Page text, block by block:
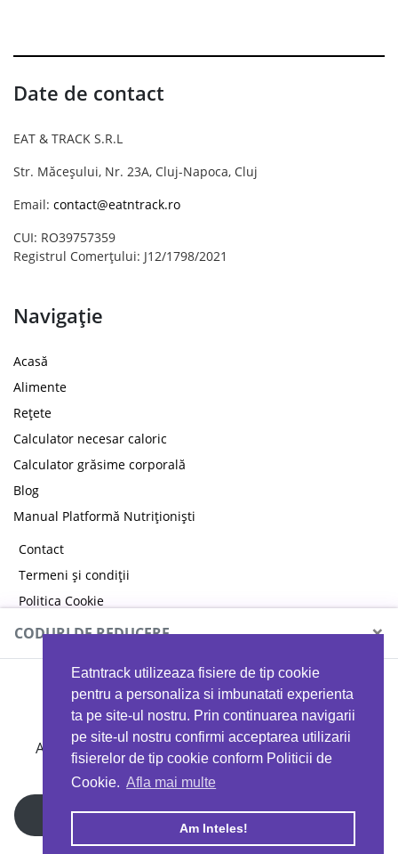
Eatntrack utilizeaza fisiere de tip cookie
pentru a personaliza si imbunatati experienta
ta pe site-ul nostru. Prin continuarea navigarii
pe site-ul nostru confirmi acceptarea utilizarii
fisierelor de tip cookie conform Politicii de
Cookie. Afla mai multe
Am Inteles!
Date de contact
EAT & TRACK S.R.L
Str. Măceșului, Nr. 23A, Cluj-Napoca, Cluj
Email: contact@eatntrack.ro
CUI: RO39757359
Registrul Comerțului: J12/1798/2021
Navigație
Acasă
Alimente
Rețete
Calculator necesar caloric
Calculator grăsime corporală
Blog
Manual Platformă Nutriționiști
Contact
Termeni și condiții
Politica Cookie
Politica de confidențialitate
Copyright © 2026 EAT & TRACK S.R.L
CODURI DE REDUCERE ×
MYPROTEIN
Ai 40%reducere la orice comandă folosind codul
EATTRACK
Profită acum